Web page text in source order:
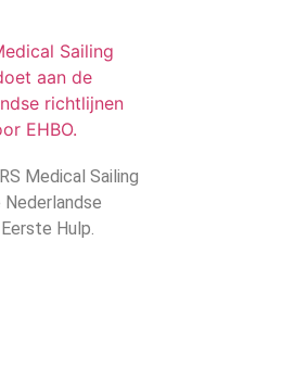
Medical Sailing
Nederlandse
Hulp.